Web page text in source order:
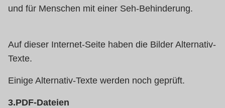
und für Menschen mit einer Seh-Behinderung.
Auf dieser Internet-Seite haben die Bilder Alternativ-
Texte.
Einige Alternativ-Texte werden noch geprüft.
3.PDF-Dateien